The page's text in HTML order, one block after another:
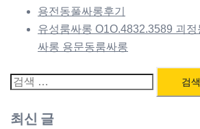
용전동풀싸롱후기
유성룸싸롱 O1O.4832.3589 괴
싸롱 용문동룸싸롱
검
최신 글